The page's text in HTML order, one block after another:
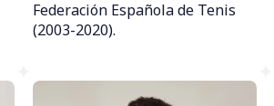
Federación Española de Tenis
(2003-2020).